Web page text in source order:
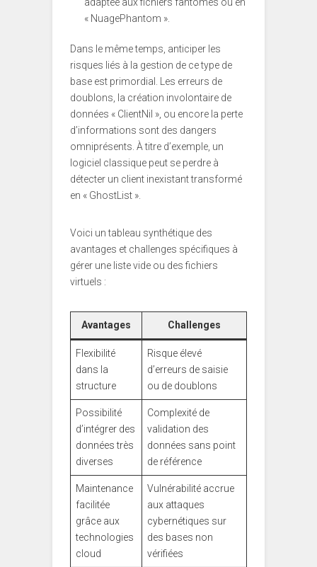
adaptée aux fichiers fantômes ou en
« NuagePhantom ».
Dans le même temps, anticiper les
risques liés à la gestion de ce type de
base est primordial. Les erreurs de
doublons, la création involontaire de
données « ClientNil », ou encore la perte
d’informations sont des dangers
omniprésents. À titre d’exemple, un
logiciel classique peut se perdre à
détecter un client inexistant transformé
en « GhostList ».
Voici un tableau synthétique des
avantages et challenges spécifiques à
gérer une liste vide ou des fichiers
virtuels :
Avantages Challenges
Flexibilité
dans la
structure
Risque élevé
d’erreurs de saisie
ou de doublons
Possibilité
d’intégrer des
données très
diverses
Complexité de
validation des
données sans point
de référence
Maintenance
facilitée
grâce aux
technologies
cloud
Vulnérabilité accrue
aux attaques
cybernétiques sur
des bases non
vérifiées